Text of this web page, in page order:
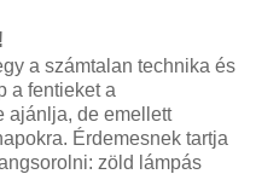
a számtalan technika és
a fentieket a
ajánlja, de emellett
Érdemesnek tartja
zöld lámpás